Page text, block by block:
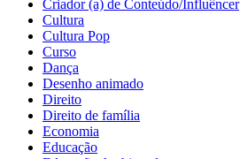
Criador (a) de Conteúdo/Influêncer
Cultura
Cultura Pop
Curso
Dança
Desenho animado
Direito
Direito de família
Economia
Educação